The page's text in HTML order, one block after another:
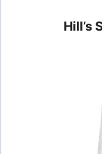
Hill’s